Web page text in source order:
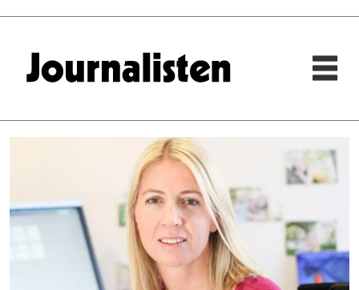
landsmøtet
2017